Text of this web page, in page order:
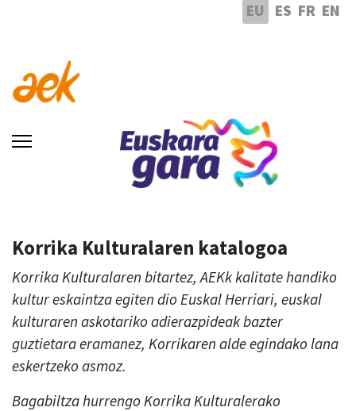
EU ES FR EN
Korrika Kulturalaren katalogoa
Korrika Kulturalaren bitartez, AEKk kalitate handiko
kultur eskaintza egiten dio Euskal Herriari, euskal
kulturaren askotariko adierazpideak bazter
guztietara eramanez, Korrikaren alde egindako lana
eskertzeko asmoz.
Bagabiltza hurrengo Korrika Kulturalerako